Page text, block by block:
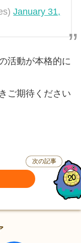
January 31,
活動が本格的に
ご期待ください
次の記事